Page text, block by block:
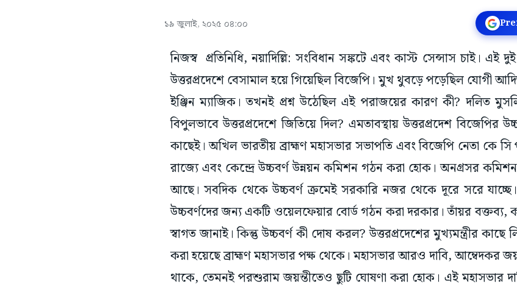
১৯ জুলাই, ২০২৫ ০৪:০০
নিজস্ব প্রতিনিধি, নয়াদিল্লি: সংবিধান সঙ্কটে এবং কাস্ট সেন্সাস চাই। এই
উত্তরপ্রদেশে বেসামাল হয়ে গিয়েছিল বিজেপি। মুখ থুবড়ে পড়েছিল যোগী
ইঞ্জিন ম্যাজিক। তখনই প্রশ্ন উঠেছিল এই পরাজয়ের কারণ কী? দলিত
বিপুলভাবে উত্তরপ্রদেশে জিতিয়ে দিল? এমতাবস্থায় উত্তরপ্রদেশ বিজেপির
কাছেই। অখিল ভারতীয় ব্রাহ্মণ মহাসভার সভাপতি এবং বিজেপি নেতা কে সি
রাজ্যে এবং কেন্দ্রে উচ্চবর্ণ উন্নয়ন কমিশন গঠন করা হোক। অনগ্রসর
আছে। সবদিক থেকে উচ্চবর্ণ ক্রমেই সরকারি নজর থেকে দূরে সরে
উচ্চবর্ণদের জন্য একটি ওয়েলফেয়ার বোর্ড গঠন করা দরকার। তাঁয়র বক্তব্য,
স্বাগত জানাই। কিন্তু উচ্চবর্ণ কী দোষ করল? উত্তরপ্রদেশের মুখ্যমন্ত্রীর
করা হয়েছে ব্রাহ্মণ মহাসভার পক্ষ থেকে। মহাসভার আরও দাবি, আম্বেদকর
থাকে, তেমনই পরশুরাম জয়ন্তীতেও ছুটি ঘোষণা করা হোক। এই মহাসভার